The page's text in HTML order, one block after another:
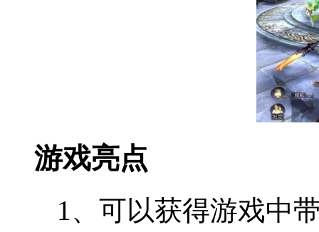
游戏亮点
1、可以获得游戏中